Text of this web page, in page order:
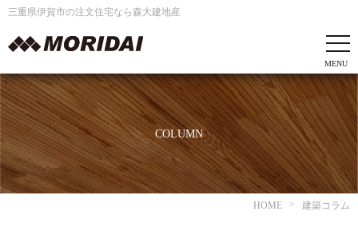
三重県伊賀市の注文住宅なら森大建地産
COLUMN
HOME 建築コラム